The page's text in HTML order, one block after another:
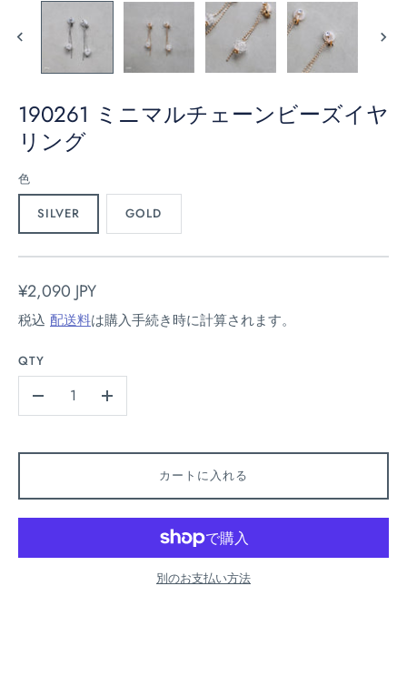
190261 ミニマルチェーンビーズイヤ
リング
色
SILVER
GOLD
¥2,090 JPY
税込 配送料は購入手続き時に計算されます。
QTY
+
カートに入れる
別のお支払い方法